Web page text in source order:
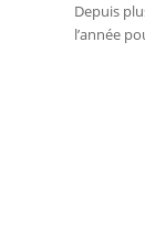
Depuis
l’année